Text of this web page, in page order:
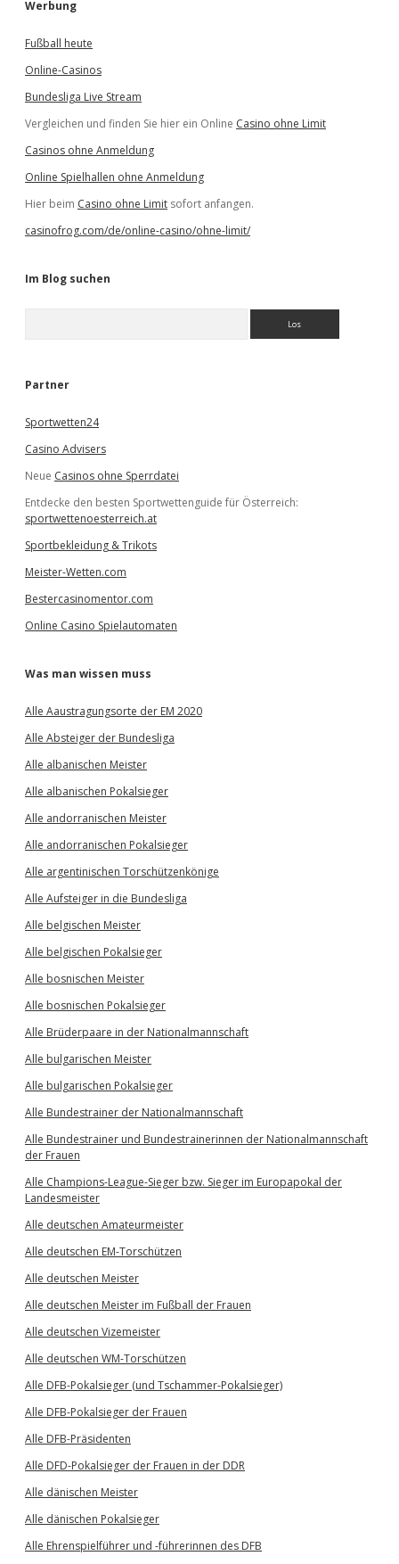
Werbung
Fußball heute
Online-Casinos
Bundesliga Live Stream
Vergleichen und finden Sie hier ein Online Casino ohne Limit
Casinos ohne Anmeldung
Online Spielhallen ohne Anmeldung
Hier beim Casino ohne Limit sofort anfangen.
casinofrog.com/de/online-casino/ohne-limit/
Im Blog suchen
e
Partner
Sportwetten24
Casino Advisers
Neue Casinos ohne Sperrdatei
Entdecke den besten Sportwettenguide für Österreich:
sportwettenoesterreich.at
Sportbekleidung & Trikots
Meister-Wetten.com
Bestercasinomentor.com
Online Casino Spielautomaten
Was man wissen muss
Alle Aaustragungsorte der EM 2020
Alle Absteiger der Bundesliga
Alle albanischen Meister
Alle albanischen Pokalsieger
Alle andorranischen Meister
Alle andorranischen Pokalsieger
Alle argentinischen Torschützenkönige
Alle Aufsteiger in die Bundesliga
Alle belgischen Meister
Alle belgischen Pokalsieger
Alle bosnischen Meister
Alle bosnischen Pokalsieger
Alle Brüderpaare in der Nationalmannschaft
Alle bulgarischen Meister
Alle bulgarischen Pokalsieger
Alle Bundestrainer der Nationalmannschaft
Alle Bundestrainer und Bundestrainerinnen der Nationalmannschaft
der Frauen
Alle Champions-League-Sieger bzw. Sieger im Europapokal der
Landesmeister
Alle deutschen Amateurmeister
Alle deutschen EM-Torschützen
Alle deutschen Meister
Alle deutschen Meister im Fußball der Frauen
Alle deutschen Vizemeister
Alle deutschen WM-Torschützen
Alle DFB-Pokalsieger (und Tschammer-Pokalsieger)
Alle DFB-Pokalsieger der Frauen
Alle DFB-Präsidenten
Alle DFD-Pokalsieger der Frauen in der DDR
Alle dänischen Meister
Alle dänischen Pokalsieger
Alle Ehrenspielführer und -führerinnen des DFB